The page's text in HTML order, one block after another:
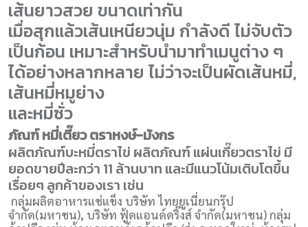
เส้นยาวสวย ขนาดเท่ากัน
เมื่อสุกแล้วเส้นเหนียวนุ่ม กำลังดี ไม่จับตัว
เป็นก้อน เหมาะสำหรับนำมาทำเมนูต่าง ๆ
ได้อย่างหลากหลาย ไม่ว่าจะเป็นผัดเส้นหมี่,
เส้นหมี่หมูย่าง
และหมี่ซั่ว
ภัณฑ์ หมี่เตี๊ยว ตราหงษ์-มังกร
ผลิตภัณฑ์บะหมี่ตราไข่ ผลิตภัณฑ์ แผ่นเกี๊ยวตราไข่ มี
ยอดขายปีละกว่า 11 ล้านบาท และมีแนวโน้มเติบโตขึ้น
เรื่อยๆ ลูกค้าของเรา เช่น
กลุ่มผลิตอาหารแช่แข็ง บริษัท ไทยยูเนี่ยนกรุ๊ป
จำกัด(มหาชน), บริษัท ฟู้ดแอนด์ดริ๊งส์ จำกัด(มหาชน) กลุ่ม